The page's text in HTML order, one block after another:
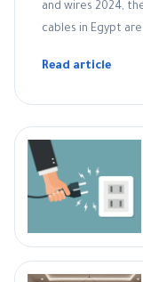
and wires 2024,
cables in Egypt are
Read article